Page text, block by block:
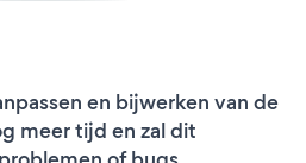
en bijwerken van de
meer tijd en zal dit